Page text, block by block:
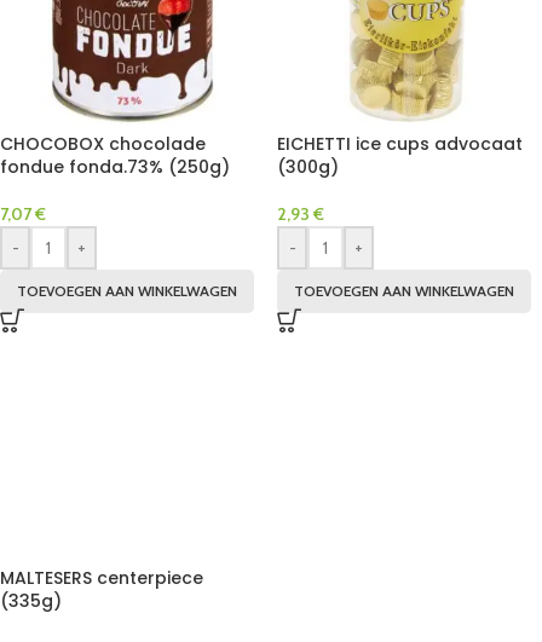
CHOCOBOX chocolade
fondue fonda.73% (250g)
7,07€
-
+
TOEVOEGEN AAN WINKELWAGEN
EICHETTI ice cups advocaat
(300g)
2,93 €
-
+
TOEVOEGEN AAN WINKELWAGEN
MALTESERS centerpiece
(335g)